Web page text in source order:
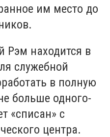
им место до
Рэм находится в
служебной
в полную
больше одного-
«списан» с
центра.